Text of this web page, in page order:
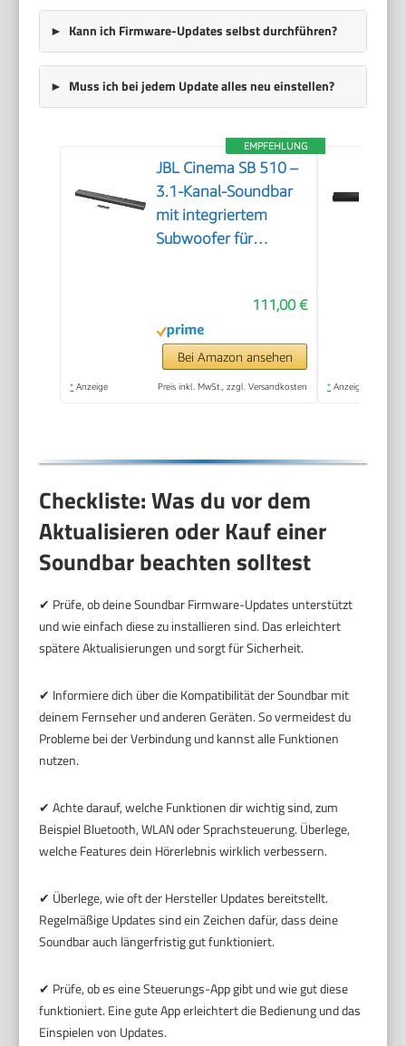
Kann ich Firmware-Updates selbst durchführen?
Muss ich bei jedem Update alles neu einstellen?
EMPFEHLUNG
JBL Cinema SB 510 –
3.1-Kanal-Soundbar
mit integriertem
Subwoofer für
Bluetooth-Musik-
Streaming und Dolby
Audio – Schwarz
111,00 €
Bei Amazon ansehen
* Anzeige Preis inkl. MwSt., zzgl. Versandkosten * Anzeige
Checkliste: Was du vor dem
Aktualisieren oder Kauf einer
Soundbar beachten solltest
✔ Prüfe, ob deine Soundbar Firmware-Updates unterstützt
und wie einfach diese zu installieren sind. Das erleichtert
spätere Aktualisierungen und sorgt für Sicherheit.
✔ Informiere dich über die Kompatibilität der Soundbar mit
deinem Fernseher und anderen Geräten. So vermeidest du
Probleme bei der Verbindung und kannst alle Funktionen
nutzen.
✔ Achte darauf, welche Funktionen dir wichtig sind, zum
Beispiel Bluetooth, WLAN oder Sprachsteuerung. Überlege,
welche Features dein Hörerlebnis wirklich verbessern.
✔ Überlege, wie oft der Hersteller Updates bereitstellt.
Regelmäßige Updates sind ein Zeichen dafür, dass deine
Soundbar auch längerfristig gut funktioniert.
✔ Prüfe, ob es eine Steuerungs-App gibt und wie gut diese
funktioniert. Eine gute App erleichtert die Bedienung und das
Einspielen von Updates.